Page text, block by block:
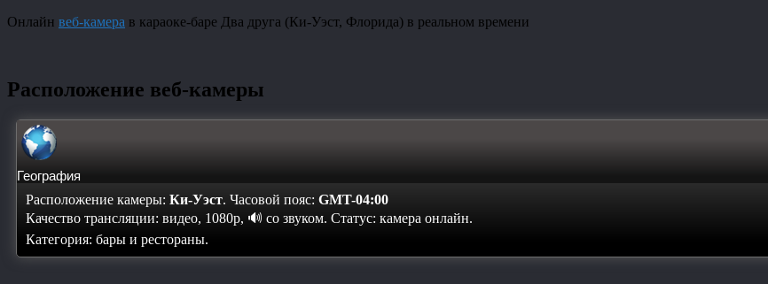
Онлайн веб-камера в караоке-баре Два друга (Ки-Уэст, Флорида) в реальном времени
Расположение веб-камеры
География
Расположение камеры: Ки-Уэст. Часовой пояс: GMT-04:00
Качество трансляции: видео, 1080p, 🔊 со звуком. Статус: камера онлайн.
Категория: бары и рестораны.